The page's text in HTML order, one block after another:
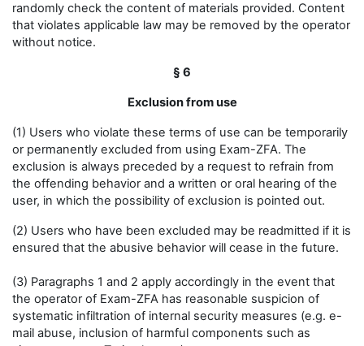
randomly check the content of materials provided. Content
that violates applicable law may be removed by the operator
without notice.
§ 6
Exclusion from use
(1) Users who violate these terms of use can be temporarily
or permanently excluded from using Exam-ZFA. The
exclusion is always preceded by a request to refrain from
the offending behavior and a written or oral hearing of the
user, in which the possibility of exclusion is pointed out.
(2) Users who have been excluded may be readmitted if it is
ensured that the abusive behavior will cease in the future.
(3) Paragraphs 1 and 2 apply accordingly in the event that
the operator of Exam-ZFA has reasonable suspicion of
systematic infiltration of internal security measures (e.g. e-
mail abuse, inclusion of harmful components such as